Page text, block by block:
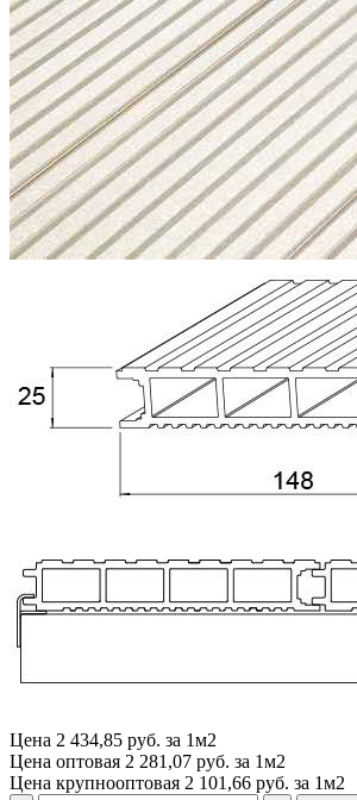
Цена 2 434,85 руб. за 1м2
Цена оптовая 2 281,07 руб. за 1м2
Цена крупнооптовая 2 101,66 руб. за 1м2